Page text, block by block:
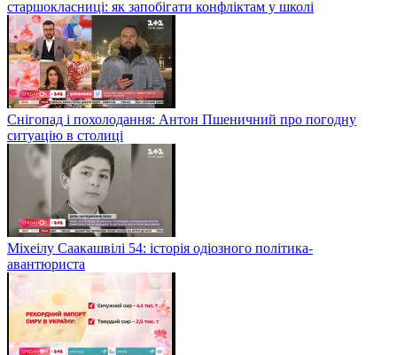
старшокласниці: як запобігати конфліктам у школі
Снігопад і похолодання: Антон Пшеничний про погодну
ситуацію в столиці
Міхеілу Саакашвілі 54: історія одіозного політика-
авантюриста